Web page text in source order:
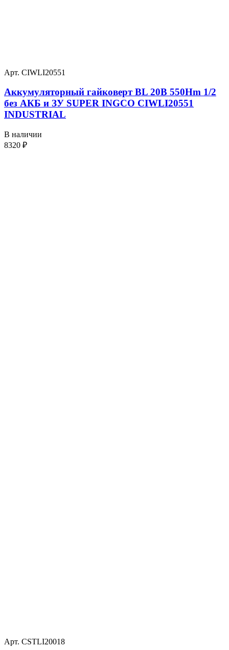
Арт. CIWLI20551
Аккумуляторный гайковерт BL 20В 550Hm 1/2
без АКБ и ЗУ SUPER INGCO CIWLI20551
INDUSTRIAL
В наличии
8320 ₽
Арт. CSTLI20018